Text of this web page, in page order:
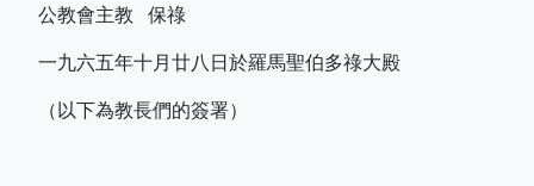
公教會主教 保祿
一九六五年十月廿八日於羅馬聖伯多祿大殿
（以下為教長們的簽署）